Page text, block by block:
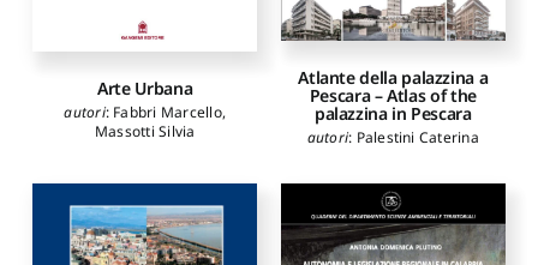
Arte Urbana
autori: Fabbri Marcello,
Massotti Silvia
Atlante della palazzina a
Pescara – Atlas of the
palazzina in Pescara
autori: Palestini Caterina